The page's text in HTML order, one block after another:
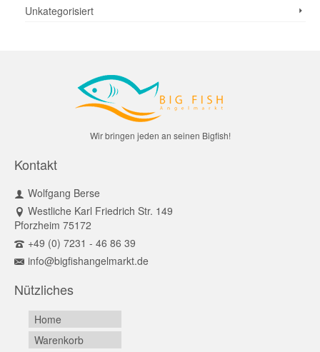
Unkategorisiert
Wir bringen jeden an seinen Bigfish!
Kontakt
Wolfgang Berse
Westliche Karl Friedrich Str. 149
Pforzheim 75172
+49 (0) 7231 - 46 86 39
info@bigfishangelmarkt.de
Nützliches
Home
Warenkorb